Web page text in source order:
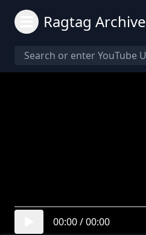
Ragtag Archive
00:00/00:00